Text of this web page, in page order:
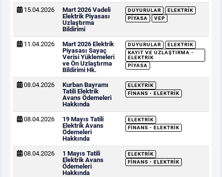
15.04.2026
Mart 2026 Vadeli
Elektrik Piyasası
Uzlaştırma
Bildirimi
DUYURULAR
ELEKTRIK
PIYASA
VEP
11.04.2026
Mart 2026 Elektrik
Piyasası Sayaç
Verisi Yüklemeleri
ve Ön Uzlaştırma
Bildirimi Hk.
DUYURULAR
ELEKTRIK
KAYIT VE UZLAŞTIRMA -
ELEKTRIK
PIYASA
08.04.2026
Kurban Bayramı
Tatili Elektrik
Avans Ödemeleri
Hakkında
ELEKTRIK
FINANS - ELEKTRIK
08.04.2026
19 Mayıs Tatili
Elektrik Avans
Ödemeleri
Hakkında
ELEKTRIK
FINANS - ELEKTRIK
08.04.2026
1 Mayıs Tatili
Elektrik Avans
Ödemeleri
Hakkında
ELEKTRIK
FINANS - ELEKTRIK